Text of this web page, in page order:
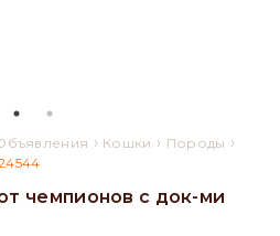
› Кошки › Породы ›
чемпионов с док-ми